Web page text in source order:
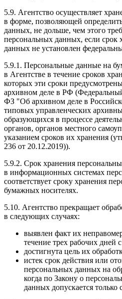
5.9. Агентство осуществляет
в форме, позволяющей
данных, не дольше, чем этого
персональных данных, если срок
данных не установлен
5.9.1. Персональные данные на
в Агентстве в течение сроков
которых эти сроки
архивном деле в РФ
ФЗ "Об архивном деле в
типовых управленческих
образующихся в процессе
органов, органов местного
указанием сроков их хранения
236 от 20.12.2019)).
5.9.2. Срок хранения
в информационных системах
соответствует сроку хранения
бумажных носителях.
5.10. Агентство прекращает
в следующих случаях:
выявлен факт их
течение трех рабочих дней
достигнута цель их
истек срок действия или
персональных данных на
когда по Закону о
данных допускается только